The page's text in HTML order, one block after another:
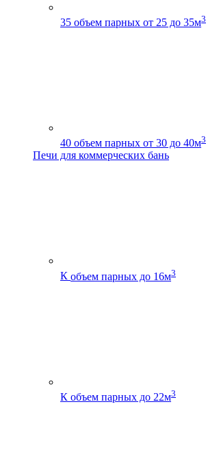
35 объем парных от 25 до 35м3
40 объем парных от 30 до 40м3
Печи для коммерческих бань
К объем парных до 16м3
К объем парных до 22м3